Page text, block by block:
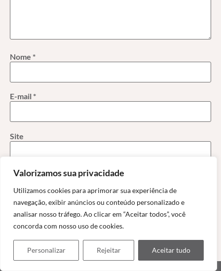
Valorizamos sua privacidade
Utilizamos cookies para aprimorar sua experiência de
navegação, exibir anúncios ou conteúdo personalizado e
analisar nosso tráfego. Ao clicar em “Aceitar todos”, você
concorda com nosso uso de cookies.
Personalizar Rejeitar Aceitar tudo
Nome *
E-mail*
Site
que eu comentar.